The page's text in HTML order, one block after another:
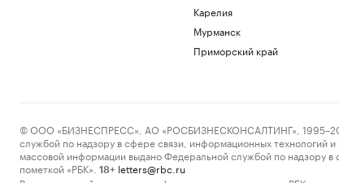
Карелия
Мурманск
Приморский край
© ООО «БИЗНЕСПРЕСС», АО «РОСБИЗНЕСКОНСАЛТИНГ», 1995–2026.
службой по надзору в сфере связи, информационных технологий
массовой информации выдано Федеральной службой по надзору
пометкой «РБК».
18+ letters@rbc.ru